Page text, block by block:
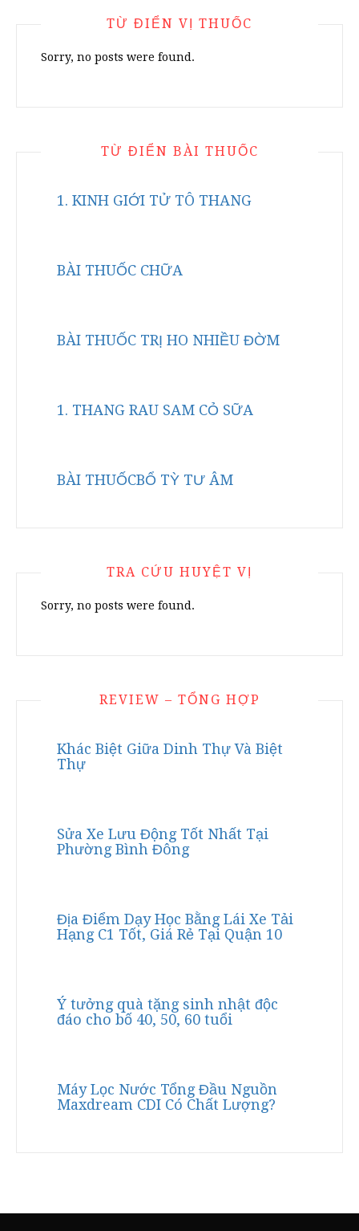
TỪ ĐIỂN VỊ THUỐC
Sorry, no posts were found.
TỪ ĐIỂN BÀI THUỐC
1. KINH GIỚI TỬ TÔ THANG
BÀI THUỐC CHỮA
BÀI THUỐC TRỊ HO NHIỀU ĐỜM
1. THANG RAU SAM CỎ SỮA
BÀI THUỐCBỔ TỲ TƯ ÂM
TRA CỨU HUYỆT VỊ
Sorry, no posts were found.
REVIEW – TỔNG HỢP
Khác Biệt Giữa Dinh Thự Và Biệt
Thự
Sửa Xe Lưu Động Tốt Nhất Tại
Phường Bình Đông
Địa Điểm Dạy Học Bằng Lái Xe Tải
Hạng C1 Tốt, Giá Rẻ Tại Quận 10
Ý tưởng quà tặng sinh nhật độc
đáo cho bố 40, 50, 60 tuổi
Máy Lọc Nước Tổng Đầu Nguồn
Maxdream CDI Có Chất Lượng?